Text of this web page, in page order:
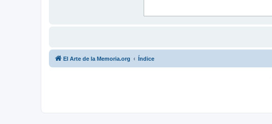
El Arte de la Memoria.org Índice